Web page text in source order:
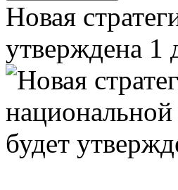
Новая
утверждена 1